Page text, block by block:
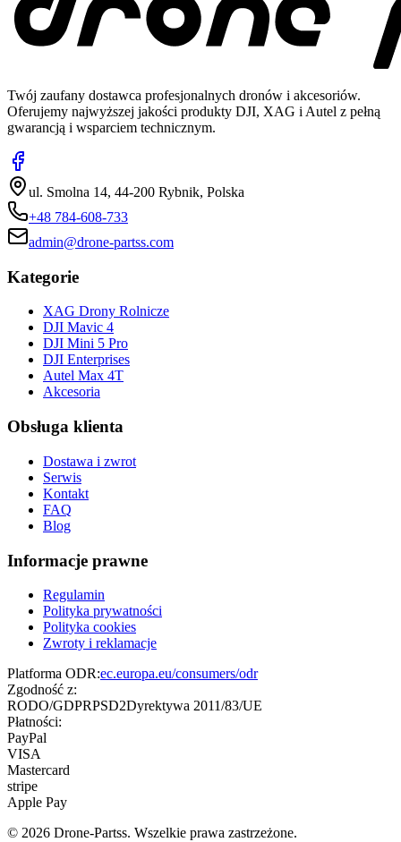
Twój zaufany dostawca profesjonalnych dronów i akcesoriów.
Oferujemy najwyższej jakości produkty DJI, XAG i Autel z pełną
gwarancją i wsparciem technicznym.
ul. Smolna 14, 44-200 Rybnik, Polska
+48 784-608-733
admin@drone-partss.com
Kategorie
XAG Drony Rolnicze
DJI Mavic 4
DJI Mini 5 Pro
DJI Enterprises
Autel Max 4T
Akcesoria
Obsługa klienta
Dostawa i zwrot
Serwis
Kontakt
FAQ
Blog
Informacje prawne
Regulamin
Polityka prywatności
Polityka cookies
Zwroty i reklamacje
Platforma ODR:ec.europa.eu/consumers/odr
Zgodność z:
RODO/GDPRPSD2Dyrektywa 2011/83/UE
Płatności:
PayPal
VISA
Mastercard
stripe
Apple Pay
© 2026 Drone-Partss. Wszelkie prawa zastrzeżone.